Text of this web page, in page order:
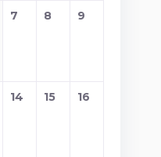
7 8 9
14 15 16